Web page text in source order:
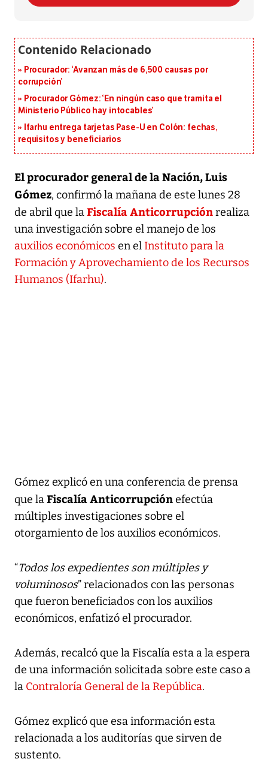
Procurador: ‘Avanzan más de 6,500 causas por
corrupción’
Procurador Gómez: ‘En ningún caso que tramita el
Ministerio Público hay intocables’
Ifarhu entrega tarjetas Pase-U en Colón: fechas,
requisitos y beneficiarios
El procurador general de la Nación, Luis
Gómez, confirmó la mañana de este lunes 28
de abril que laFiscalía Anticorrupciónrealiza
una investigación sobre el manejo de los
auxilios económicos en elInstituto para la
Formación y Aprovechamiento de los Recursos
Humanos (Ifarhu).
Gómez explicó en una conferencia de prensa
que laFiscalía Anticorrupciónefectúa
múltiples investigaciones sobre el
otorgamiento de los auxilios económicos.
“Todos los expedientes son múltiples y
voluminosos” relacionados con las personas
que fueron beneficiados con los auxilios
económicos, enfatizó el procurador.
Además, recalcó que la Fiscalía esta a la espera
de una información solicitada sobre este caso a
la Contraloría General de la República.
Gómez explicó que esa información esta
relacionada a los auditorías que sirven de
sustento.